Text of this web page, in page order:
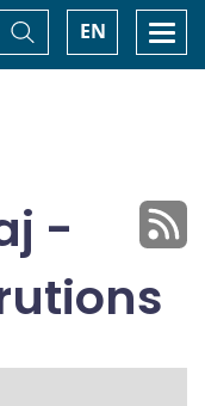
EN
Basculer
la
recherche
-